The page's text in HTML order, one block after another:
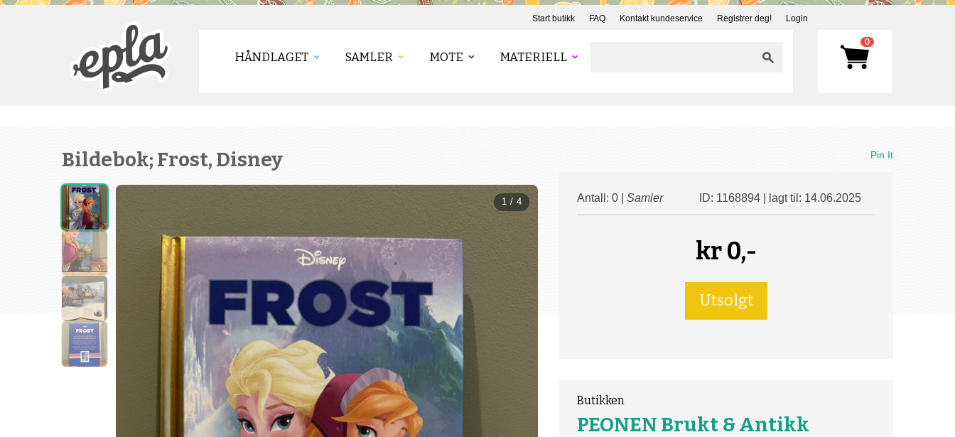
Start butikk FAQ Kontakt kundeservice Registrer deg! Login
HÅNDLAGET SAMLER MOTE MATERIELL
0
Bildebok; Frost, Disney
1 / 4
Pin It
Antall: 0 | Samler ID: 1168894 | lagt til: 14.06.2025
kr0,-
Butikken
PEONEN Brukt & Antikk